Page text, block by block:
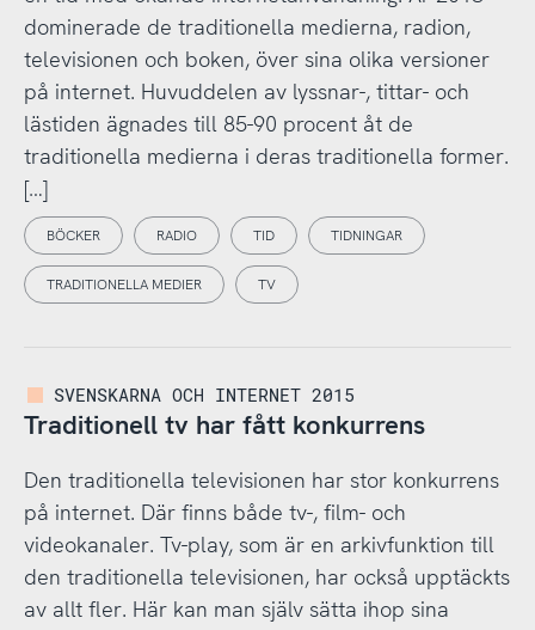
dominerade de traditionella medierna, radion,
televisionen och boken, över sina olika versioner
på internet. Huvuddelen av lyssnar-, tittar- och
lästiden ägnades till 85-90 procent åt de
traditionella medierna i deras traditionella former.
[…]
BÖCKER RADIO TID TIDNINGAR
TRADITIONELLA MEDIER TV
SVENSKARNA OCH INTERNET 2015
Traditionell tv har fått konkurrens
Den traditionella televisionen har stor konkurrens
på internet. Där finns både tv-, film- och
videokanaler. Tv-play, som är en arkivfunktion till
den traditionella televisionen, har också upptäckts
av allt fler. Här kan man själv sätta ihop sina